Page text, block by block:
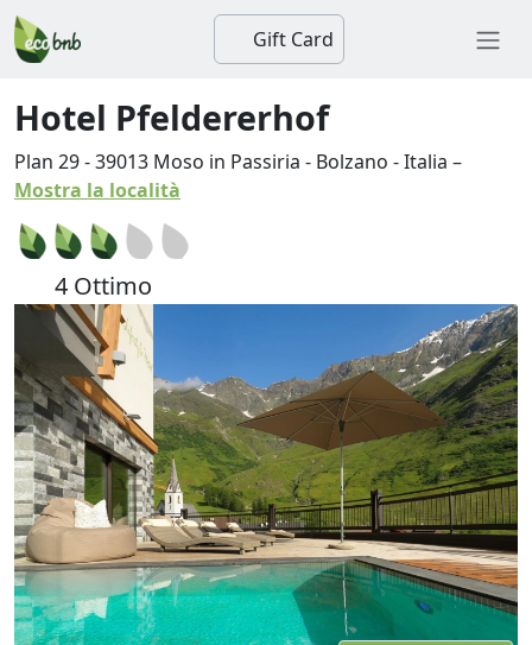
Gift Card
Hotel Pfeldererhof
Plan 29-39013 Moso in Passiria - Bolzano -Italia –
Mostra la località
4 Ottimo